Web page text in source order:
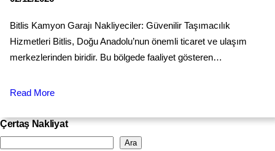
Bitlis Kamyon Garajı Nakliyeciler: Güvenilir Taşımacılık
Hizmetleri Bitlis, Doğu Anadolu’nun önemli ticaret ve ulaşım
merkezlerinden biridir. Bu bölgede faaliyet gösteren…
Read More
Çertaş Nakliyat
Ara